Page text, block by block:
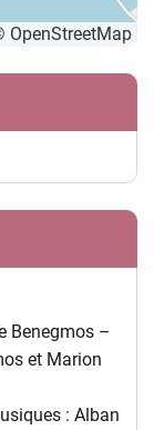
OpenStreetMap
Benegmos –
et Marion
: Alban